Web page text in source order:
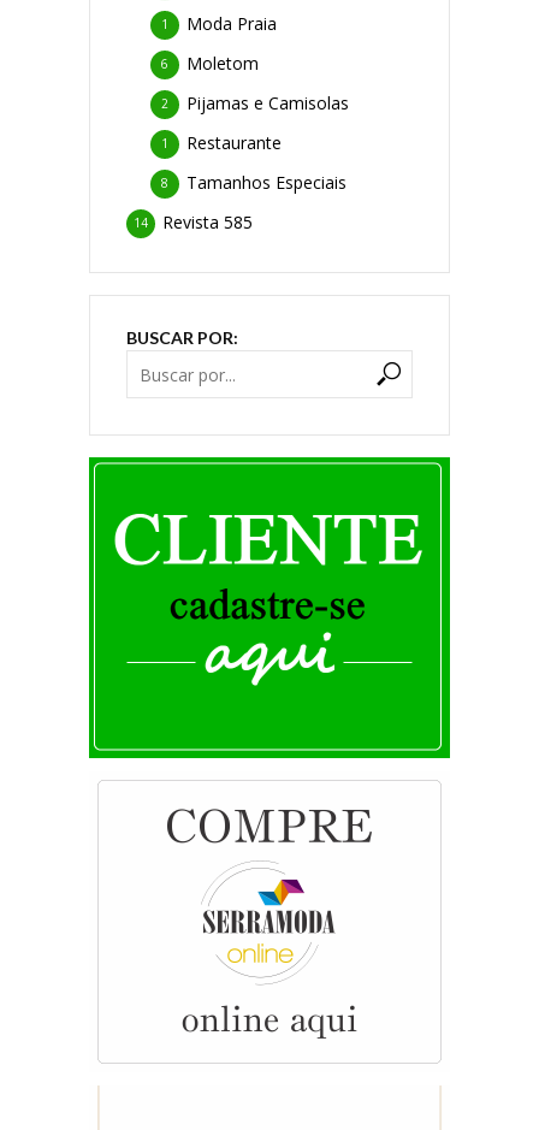
Moda Praia
1
Moletom
6
Pijamas e Camisolas
2
Restaurante
1
Tamanhos Especiais
8
Revista 585
14
BUSCAR POR: